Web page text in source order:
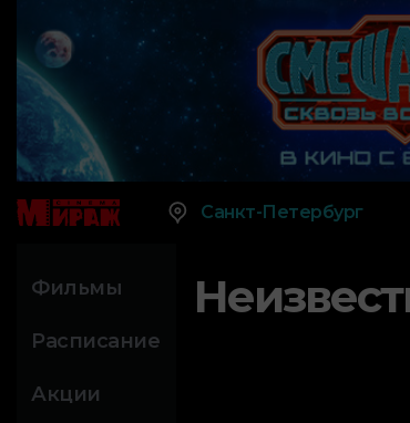
Санкт-Петербург
Фильмы
Расписание
Акции